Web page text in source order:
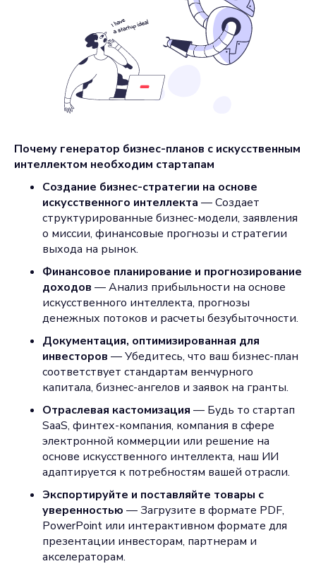
Почему генератор бизнес-планов с искусственным
интеллектом необходим стартапам
Создание бизнес-стратегии на основе
искусственного интеллекта — Создает
структурированные бизнес-модели, заявления
о миссии, финансовые прогнозы и стратегии
выхода на рынок.
Финансовое планирование и прогнозирование
доходов — Анализ прибыльности на основе
искусственного интеллекта, прогнозы
денежных потоков и расчеты безубыточности.
Документация, оптимизированная для
инвесторов — Убедитесь, что ваш бизнес-план
соответствует стандартам венчурного
капитала, бизнес-ангелов и заявок на гранты.
Отраслевая кастомизация — Будь то стартап
SaaS, финтех-компания, компания в сфере
электронной коммерции или решение на
основе искусственного интеллекта, наш ИИ
адаптируется к потребностям вашей отрасли.
Экспортируйте и поставляйте товары с
уверенностью — Загрузите в формате PDF,
PowerPoint или интерактивном формате для
презентации инвесторам, партнерам и
акселераторам.